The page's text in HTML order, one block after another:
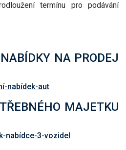
termínu pro podávání
NA PRODEJ
nabídek-aut
MAJETKU
nabídce-3-vozidel